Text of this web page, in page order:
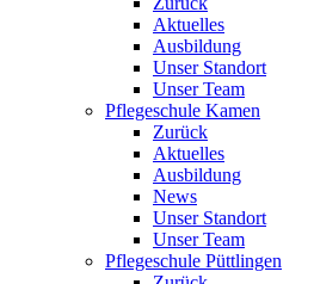
Aktuelles
Ausbildung
Unser Standort
Unser Team
Pflegeschule Kamen
Zurück
Aktuelles
Ausbildung
News
Unser Standort
Unser Team
Pflegeschule Püttlingen